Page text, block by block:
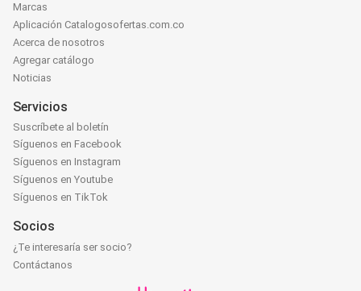
Marcas
Aplicación Catalogosofertas.com.co
Acerca de nosotros
Agregar catálogo
Noticias
Servicios
Suscríbete al boletín
Síguenos en Facebook
Síguenos en Instagram
Síguenos en Youtube
Síguenos en TikTok
Socios
¿Te interesaría ser socio?
Contáctanos